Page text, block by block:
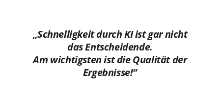
„Schnelligkeit durch KI ist gar nicht
das Entscheidende.
Am wichtigsten ist die Qualität der
Ergebnisse!“